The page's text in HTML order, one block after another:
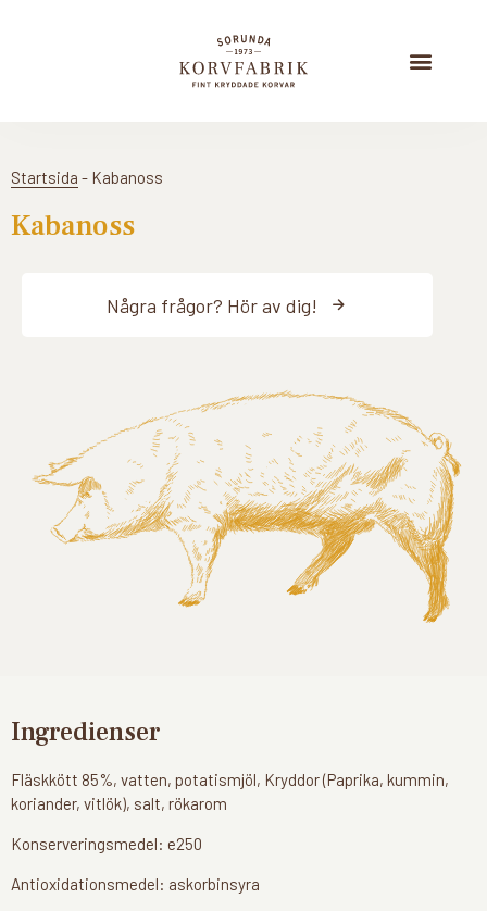
Startsida - Kabanoss
Kabanoss
Några frågor? Hör av dig!
Ingredienser
Fläskkött 85%, vatten, potatismjöl, Kryddor (Paprika, kummin,
koriander, vitlök), salt, rökarom
Konserveringsmedel: e250
Antioxidationsmedel: askorbinsyra